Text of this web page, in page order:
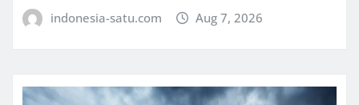
indonesia-satu.com Aug 7, 2026